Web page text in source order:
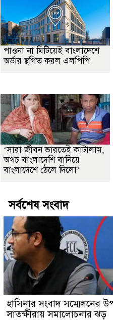
পাওনা না মিটিয়েই বাংলাদেশে
অর্ডার স্থগিত করল এলপিপি
‘সারা জীবন ভারতেই কাটালাম,
অথচ বাংলাদেশি বানিয়ে
বাংলাদেশে ঠেলে দিলো’
সর্বশেষ সংবাদ
হাসিনার সংবাদ সম্মেলনের
সাতক্ষীরায় সমালোচনার ঝড়